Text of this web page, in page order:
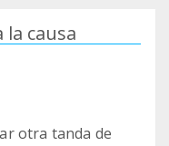
la causa
otra tanda de